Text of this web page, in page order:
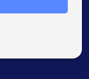
in Breda